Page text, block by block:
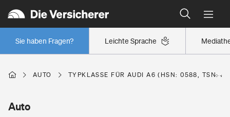
Leichte Sprache
Sie haben Fragen?
Wer versichert was: Jetzt Versicherer finden
Regionalklassen: So ist Ihre Region eingestuft
Wer versichert was: Jetzt Versicherer finden
AUTO TYPKLASSE FÜR AUDI A6 (HSN: 0588, TSN:
Auto